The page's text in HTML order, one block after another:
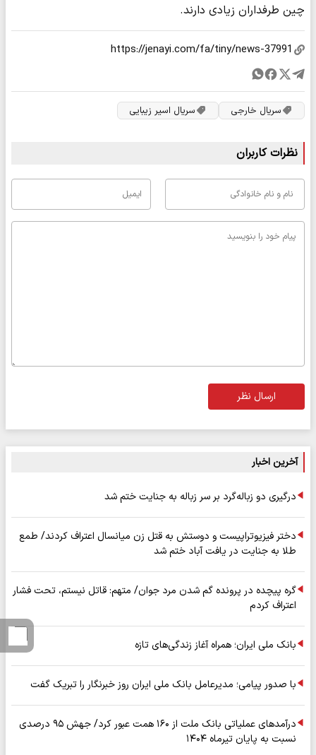
چین طرفداران زیادی دارند.
سریال خارجی سریال اسیر زیبایی
نظرات کاربران
ارسال نظر
آخرین اخبار
درگیری دو زباله‌گرد بر سر زباله به جنایت ختم شد
دختر فیزیوتراپیست و دوستش به قتل زن میانسال اعتراف کردند/ طمع
طلا به جنایت در یافت آباد ختم شد
گره پیچده در پرونده گم شدن مرد جوان/ متهم: قاتل نیستم، تحت فشار
اعتراف کردم
بانک ملی ایران؛ همراه آغاز زندگی‌های تازه
با صدور پیامی؛ مدیرعامل بانک ملی ایران روز خبرنگار را تبریک گفت
درآمدهای عملیاتی بانک ملت از ۱۶۰ همت عبور کرد/ جهش ۹۵ درصدی
نسبت به پایان تیرماه ۱۴۰۴